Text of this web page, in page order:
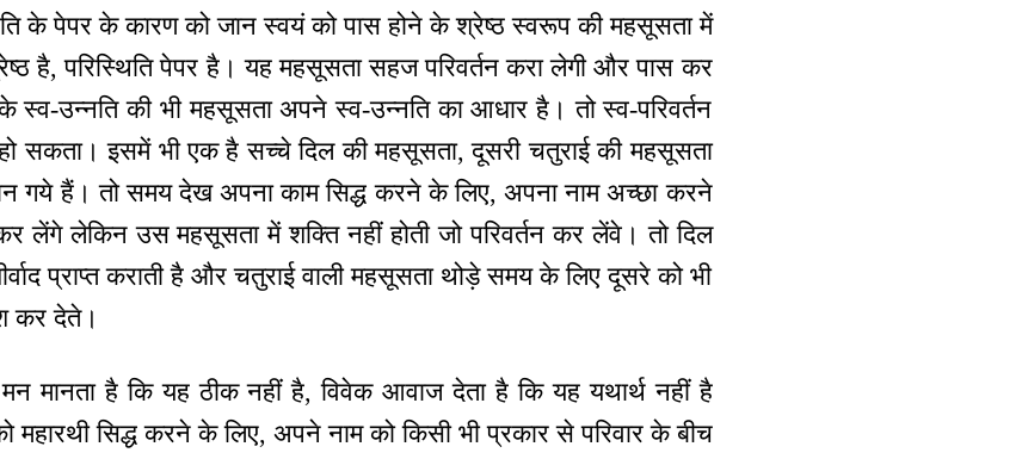
के पेपर के कारण को जान स्वयं को पास होने के श्रेष्ठ स्वरूप की महसूसता में
है, परिस्थिति पेपर है। यह महसूसता सहज परिवर्तन करा लेगी और पास कर
स्व-उन्नति की भी महसूसता अपने स्व-उन्नति का आधार है। तो स्व-परिवर्तन
सकता। इसमें भी एक है सच्चे दिल की महसूसता, दूसरी चतुराई की महसूसता
गये हैं। तो समय देख अपना काम सिद्ध करने के लिए, अपना नाम अच्छा करने
लेकिन उस महसूसता में शक्ति नहीं होती जो परिवर्तन कर लेंवे। तो दिल
प्राप्त कराती है और चतुराई वाली महसूसता थोड़े समय के लिए दूसरे को भी
कर देते।
मानता है कि यह ठीक नहीं है, विवेक आवाज देता है कि यह यथार्थ नहीं है
सिद्ध करने के लिए, अपने नाम को किसी भी प्रकार से परिवार के बीच